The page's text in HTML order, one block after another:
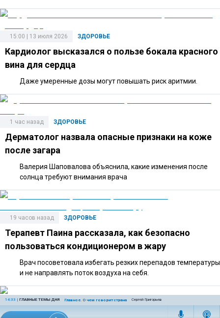
14:33 | ГЛАВНЫЕ ТЕМЫ ДНЯ Главное. О чем говорит страна Сергей Григорьев
ЗДОРОВЬЕ
15:00 | 13 июля 2026
Кардиолог высказался о пользе бокала красного
вина для сердца
Даже умеренные дозы могут повышать риск аритмии.
ЗДОРОВЬЕ
1 час назад
Дерматолог назвала опасные признаки на коже
после загара
Валерия Шаповалова объяснила, какие изменения после
солнца требуют внимания врача
ЗДОРОВЬЕ
19 часов назад
Терапевт Паина рассказала, как безопасно
пользоваться кондиционером в жару
Врач посоветовала избегать резких перепадов температуры
и не направлять поток воздуха на себя.
ЗДОРОВЬЕ